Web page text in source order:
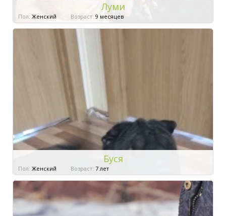
Луми
Пол: Женский Возраст: 9 месяцев
Буся
Пол: Женский Возраст: 7 лет